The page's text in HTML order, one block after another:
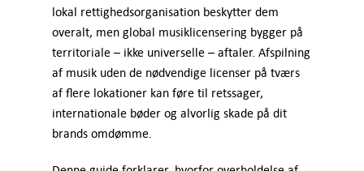
Tilbud
Kontakt
lokal rettighedsorganisation beskytter dem
overalt, men global musiklicensering bygger på
territoriale – ikke universelle – aftaler. Afspilning
af musik uden de nødvendige licenser på tværs
af flere lokationer kan føre til retssager,
internationale bøder og alvorlig skade på dit
brands omdømme.